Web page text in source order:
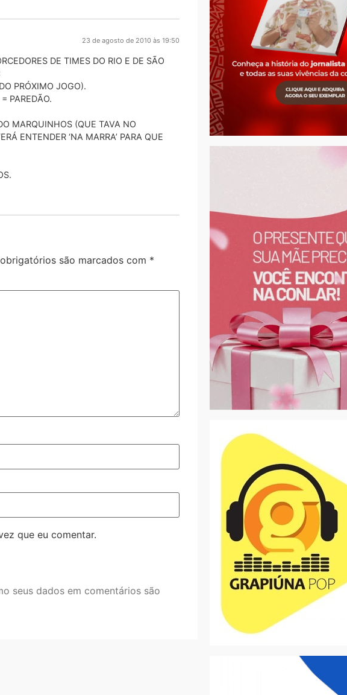
23 de agosto de 2010 às 19:50
DE TIMES DO RIO E DE SÃO
PRÓXIMO JOGO).
PAREDÃO.
MARQUINHOS (QUE TAVA NO
ENTENDER ‘NA MARRA’ PARA QUE
são marcados com *
que eu comentar.
seus dados em comentários são